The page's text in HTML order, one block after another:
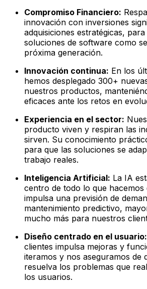
Compromiso Financiero:
innovación con inversiones
adquisiciones estratégicas,
soluciones de software como
próxima generación.
Innovación continua: En los
hemos desplegado 300+
nuestros productos,
eficaces ante los retos en
Experiencia en el sector:
producto viven y respiran las
sirven. Su conocimiento
para que las soluciones se
trabajo reales.
Inteligencia Artificial: La IA
centro de todo lo que
impulsa una previsión de
mantenimiento predictivo,
mucho más para nuestros
Diseño centrado en el usuario:
clientes impulsa mejoras y
iteramos y nos aseguramos de
resuelva los problemas que
los usuarios.